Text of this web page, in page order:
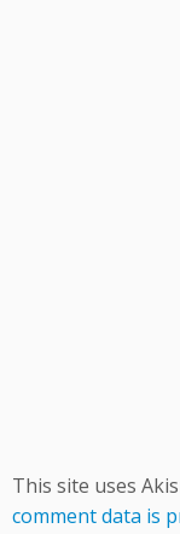
This site uses
comment data is